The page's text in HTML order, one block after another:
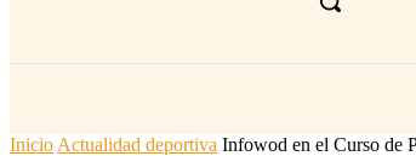
Inicio Actualidad deportiva Infowod en el Curso de